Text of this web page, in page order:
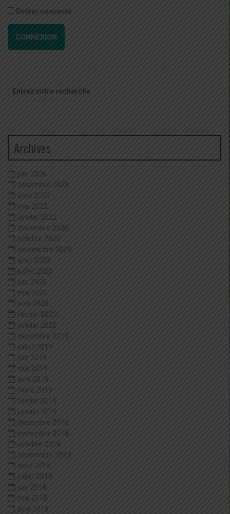
Rester connecté
CONNEXION
pour
Archives
juin 2026
décembre 2022
août 2022
mai 2022
janvier 2022
décembre 2020
octobre 2020
septembre 2020
août 2020
juillet 2020
juin 2020
mai 2020
avril 2020
février 2020
janvier 2020
décembre 2019
juillet 2019
juin 2019
mai 2019
avril 2019
mars 2019
février 2019
janvier 2019
décembre 2018
novembre 2018
octobre 2018
septembre 2018
août 2018
juillet 2018
juin 2018
mai 2018
avril 2018